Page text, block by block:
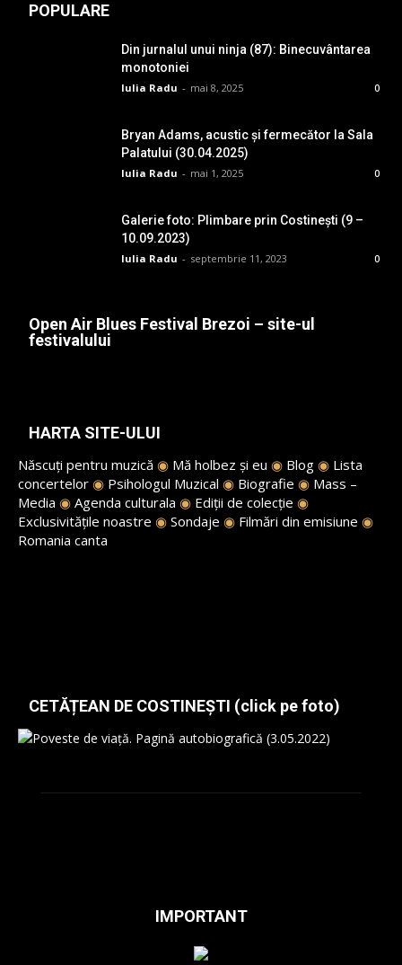
POPULARE
Din jurnalul unui ninja (87): Binecuvântarea
monotoniei
Iulia Radu - mai 8, 2025 0
Bryan Adams, acustic și fermecător la Sala
Palatului (30.04.2025)
Iulia Radu - mai 1, 2025 0
Galerie foto: Plimbare prin Costinești (9 –
10.09.2023)
Iulia Radu - septembrie 11, 2023 0
Open Air Blues Festival Brezoi – site-ul
festivalului
HARTA SITE-ULUI
Născuți pentru muzică ◉ Mă holbez și eu ◉ Blog ◉ Lista
concertelor ◉ Psihologul Muzical ◉ Biografie ◉ Mass –
Media ◉ Agenda culturala ◉ Ediții de colecție ◉
Exclusivitățile noastre ◉ Sondaje ◉ Filmări din emisiune ◉
Romania canta
CETĂȚEAN DE COSTINEȘTI (click pe foto)
IMPORTANT